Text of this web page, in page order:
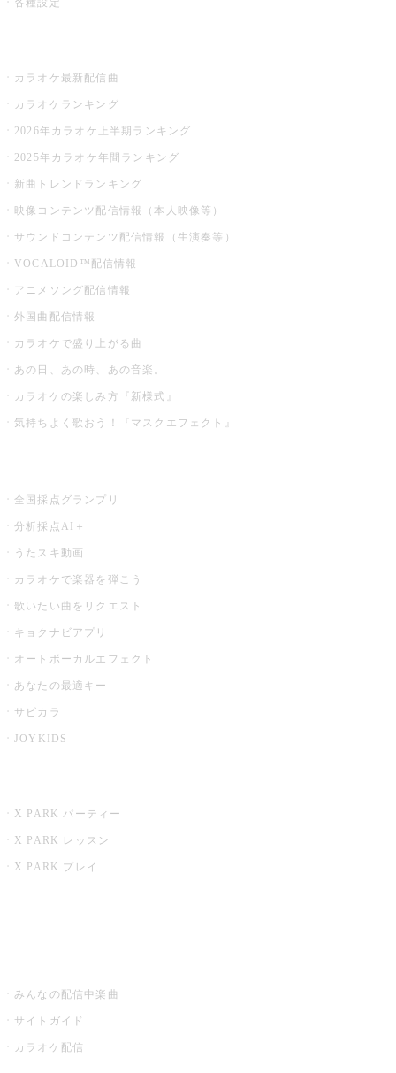
各種設定
カラオケ最新配信曲
カラオケランキング
2026年カラオケ上半期ランキング
2025年カラオケ年間ランキング
新曲トレンドランキング
映像コンテンツ配信情報（本人映像等）
サウンドコンテンツ配信情報（生演奏等）
VOCALOID™配信情報
アニメソング配信情報
外国曲配信情報
カラオケで盛り上がる曲
あの日、あの時、あの音楽。
カラオケの楽しみ方『新様式』
気持ちよく歌おう！『マスクエフェクト』
全国採点グランプリ
分析採点AI＋
うたスキ動画
カラオケで楽器を弾こう
歌いたい曲をリクエスト
キョクナビアプリ
オートボーカルエフェクト
あなたの最適キー
サビカラ
JOYKIDS
X PARK パーティー
X PARK レッスン
X PARK プレイ
みんなの配信中楽曲
サイトガイド
カラオケ配信